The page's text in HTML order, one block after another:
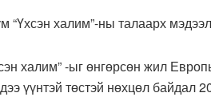
“Үхсэн халим”-ны талаарх
халим” -ыг өнгөрсөн жил
үүнтэй төстэй нөхцөл